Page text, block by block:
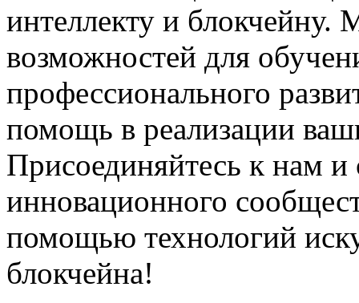
интеллекту и
возможностей для
профессионального
помощь в реализации
Присоединяйтесь к нам и
инновационного
помощью технологий
блокчейна!